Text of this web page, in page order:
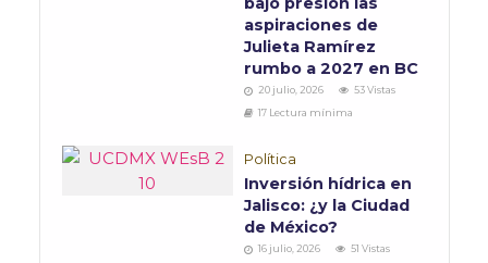
aspiraciones de
Julieta Ramírez
rumbo a 2027 en BC
20 julio, 2026
53 Vistas
17 Lectura mínima
Política
Inversión hídrica en
Jalisco: ¿y la Ciudad
de México?
16 julio, 2026
51 Vistas